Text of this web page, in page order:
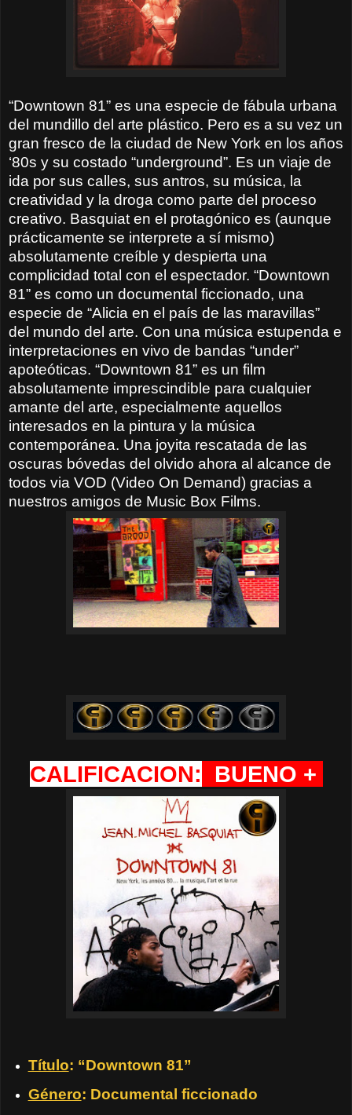
“Downtown 81” es una especie de fábula urbana
del mundillo del arte plástico. Pero es a su vez un
gran fresco de la ciudad de New York en los años
‘80s y su costado “underground”. Es un viaje de
ida por sus calles, sus antros, su música, la
creatividad y la droga como parte del proceso
creativo. Basquiat en el protagónico es (aunque
prácticamente se interprete a sí mismo)
absolutamente creíble y despierta una
complicidad total con el espectador. “Downtown
81” es como un documental ficcionado, una
especie de “Alicia en el país de las maravillas”
del mundo del arte. Con una música estupenda e
interpretaciones en vivo de bandas “under”
apoteóticas. “Downtown 81” es un film
absolutamente imprescindible para cualquier
amante del arte, especialmente aquellos
interesados en la pintura y la música
contemporánea. Una joyita rescatada de las
oscuras bóvedas del olvido ahora al alcance de
todos via VOD (Video On Demand) gracias a
nuestros amigos de Music Box Films.
CALIFICACION: BUENO +
Título: “Downtown 81”
Género: Documental ficcionado